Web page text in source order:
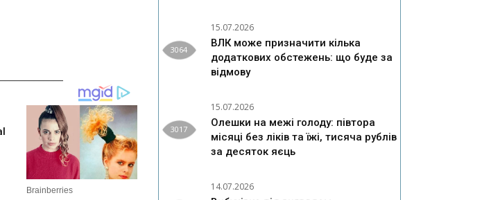
3064
15.07.2026
ВЛК може призначити кілька
додаткових обстежень: що буде за
відмову
3017
15.07.2026
Олешки на межі голоду: півтора
місяці без ліків та їжі, тисяча рублів
за десяток яєць
14.07.2026